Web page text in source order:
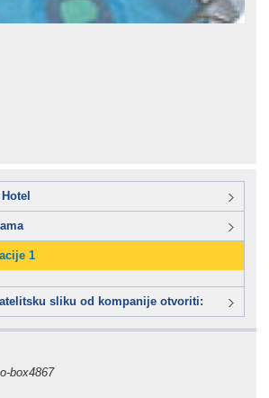
1
sliku od kompanije otvoriti:
box4867